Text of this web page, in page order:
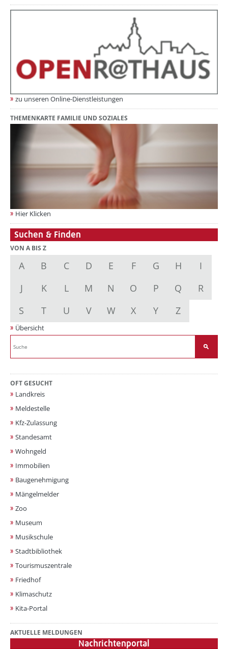
zu unseren Online-Dienstleistungen
THEMENKARTE FAMILIE UND SOZIALES
Hier Klicken
Suchen & Finden
VON A BIS Z
A B C D E F G H
I
J
K L M N O P Q
R
S
T U V W X Y Z
Übersicht
OFT GESUCHT
Landkreis
Meldestelle
Kfz-Zulassung
Standesamt
Wohngeld
Immobilien
Baugenehmigung
Mängelmelder
Zoo
Museum
Musikschule
Stadtbibliothek
Tourismuszentrale
Friedhof
Klimaschutz
Kita-Portal
AKTUELLE MELDUNGEN
Nachrichtenportal